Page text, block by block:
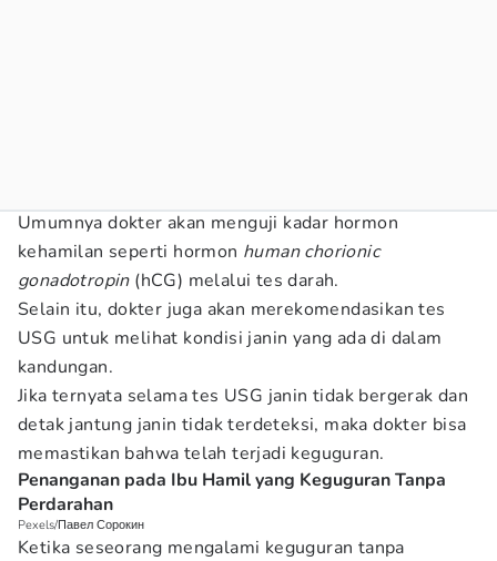
Umumnya dokter akan menguji kadar hormon
kehamilan seperti hormon human chorionic
gonadotropin(hCG) melalui tes darah.
Selain itu, dokter juga akan merekomendasikan tes
USG untuk melihat kondisi janin yang ada di dalam
kandungan.
Jika ternyata selama tes USG janin tidak bergerak dan
detak jantung janin tidak terdeteksi, maka dokter bisa
memastikan bahwa telah terjadi keguguran.
Penanganan pada Ibu Hamil yang Keguguran Tanpa
Perdarahan
Pexels/Павел Сорокин
Ketika seseorang mengalami keguguran tanpa